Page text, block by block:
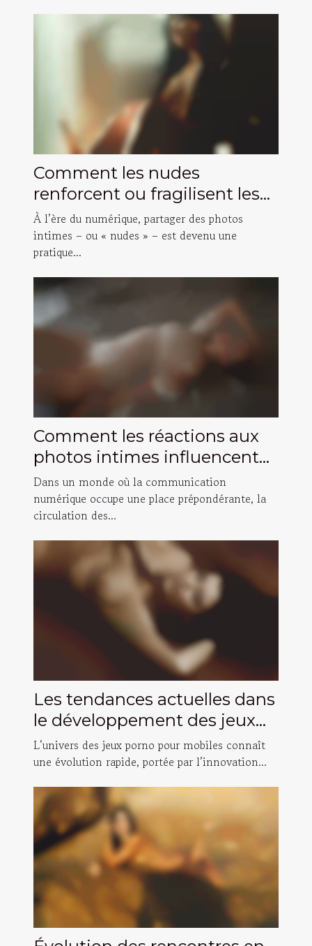
Comment les nudes
renforcent ou fragilisent les
liens amoureux ?
À l’ère du numérique, partager des photos
intimes – ou « nudes » – est devenu une
pratique...
Comment les réactions aux
photos intimes influencent
les relations ?
Dans un monde où la communication
numérique occupe une place prépondérante, la
circulation des...
Les tendances actuelles dans
le développement des jeux
porno pour mobiles
L’univers des jeux porno pour mobiles connaît
une évolution rapide, portée par l’innovation...